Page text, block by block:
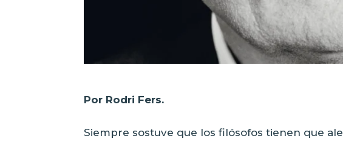
Por Rodri Fers.
Siempre sostuve que los filósofos tienen que